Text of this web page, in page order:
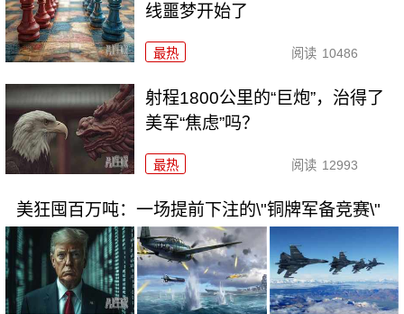
线噩梦开始了
最热 阅读 10486
射程1800公里的“巨炮”，治得了
美军“焦虑”吗？
最热 阅读 12993
美狂囤百万吨：一场提前下注的\"铜牌军备竞赛\"